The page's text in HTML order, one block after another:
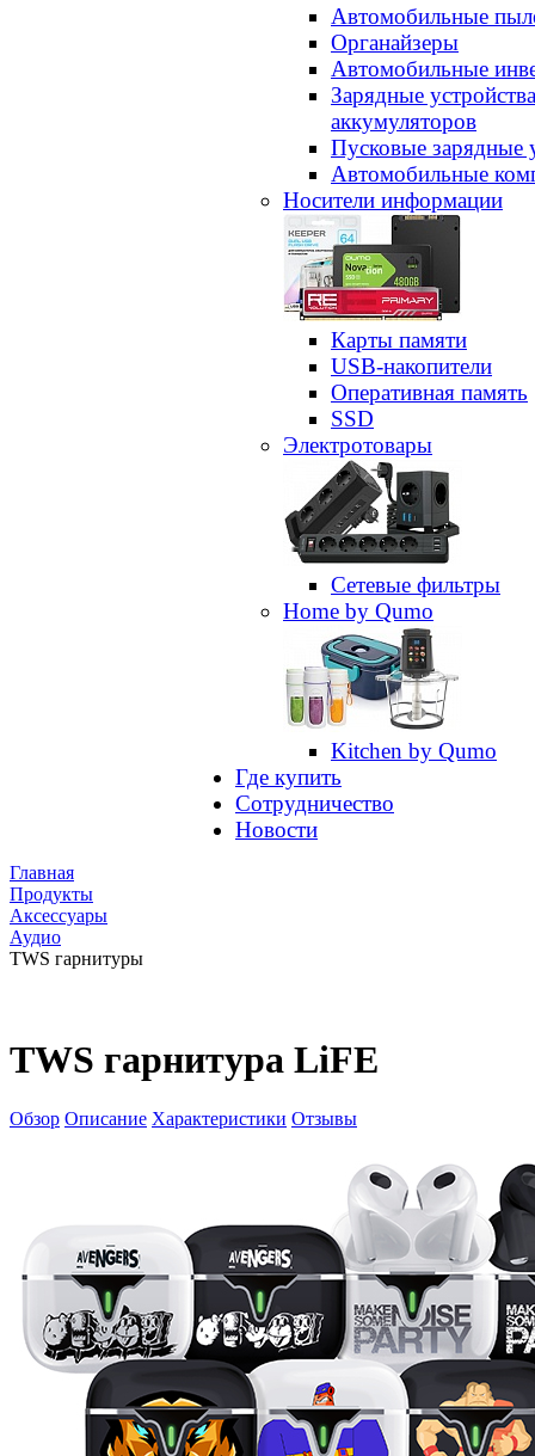
Автомобильные
Органайзеры
Автомобильные
Зарядные
аккумуляторов
Пусковые зарядные
Автомобильные
Носители информации
Карты памяти
USB-накопители
Оперативная память
SSD
Электротовары
Сетевые фильтры
Home by Qumo
Kitchen by Qumo
Где купить
Сотрудничество
Новости
Главная
Продукты
Аксессуары
Аудио
TWS гарнитуры
TWS гарнитура LiFE
Обзор Описание Характеристики Отзывы